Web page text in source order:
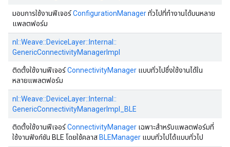
มอบการใช้งานฟีเจอร์ConfigurationManagerทั่วไปที่ทำงานได้บนหลาย
แพลตฟอร์ม
nl::Weave::DeviceLayer:: Internal::
GenericConnectivityManagerImpl
ติดตั้งใช้งานฟีเจอร์ConnectivityManager แบบทั่วไปซึ่งใช้งานได้ใน
หลายแพลตฟอร์ม
nl::Weave::DeviceLayer:: Internal::
GenericConnectivityManagerImpl_BLE
ติดตั้งใช้งานฟีเจอร์ConnectivityManager เฉพาะสำหรับแพลตฟอร์มที่
ใช้งานฟังก์ชัน BLE โดยใช้คลาส BLEManager แบบทั่วไปได้แบบทั่วไป